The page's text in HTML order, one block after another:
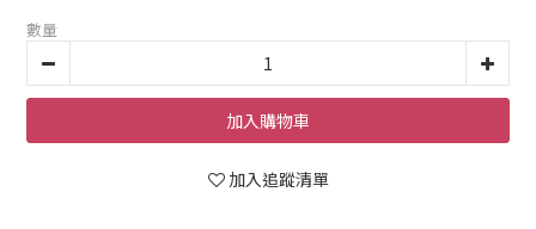
數量
加入購物車
加入追蹤清單